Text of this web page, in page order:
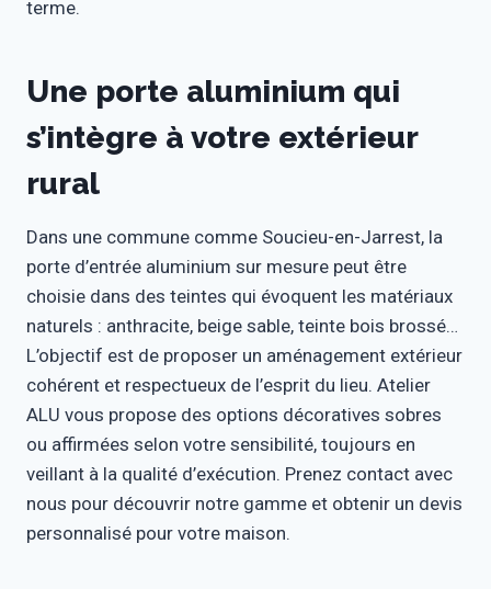
terme.
Une porte aluminium qui
s’intègre à votre extérieur
rural
Dans une commune comme Soucieu-en-Jarrest, la
porte d’entrée aluminium sur mesure peut être
choisie dans des teintes qui évoquent les matériaux
naturels : anthracite, beige sable, teinte bois brossé…
L’objectif est de proposer un aménagement extérieur
cohérent et respectueux de l’esprit du lieu. Atelier
ALU vous propose des options décoratives sobres
ou affirmées selon votre sensibilité, toujours en
veillant à la qualité d’exécution. Prenez contact avec
nous pour découvrir notre gamme et obtenir un devis
personnalisé pour votre maison.